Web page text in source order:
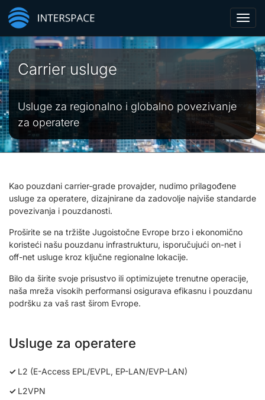
Carrier usluge
Usluge za regionalno i globalno povezivanje
za operatere
Kao pouzdani carrier-grade provajder, nudimo prilagođene
usluge za operatere, dizajnirane da zadovolje najviše standarde
povezivanja i pouzdanosti.
Proširite se na tržište Jugoistočne Evrope brzo i ekonomično
koristeći našu pouzdanu infrastrukturu, isporučujući on-net i
off-net usluge kroz ključne regionalne lokacije.
Bilo da širite svoje prisustvo ili optimizujete trenutne operacije,
naša mreža visokih performansi osigurava efikasnu i pouzdanu
podršku za vaš rast širom Evrope.
Usluge za operatere
L2 (E-Access EPL/EVPL, EP-LAN/EVP-LAN)
L2VPN